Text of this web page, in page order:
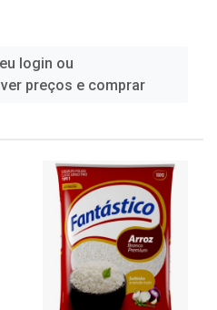
login ou
preços e comprar